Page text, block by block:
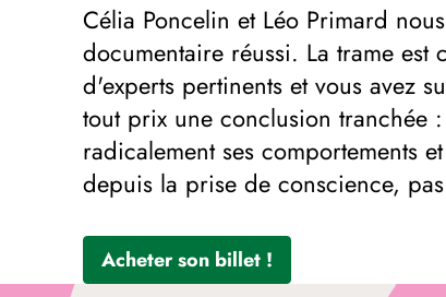
Célia Poncelin et Léo Primard
documentaire réussi. La trame est
d'experts pertinents et vous avez
tout prix une conclusion tranchée
radicalement ses comportements
depuis la prise de conscience,
Acheter son billet !